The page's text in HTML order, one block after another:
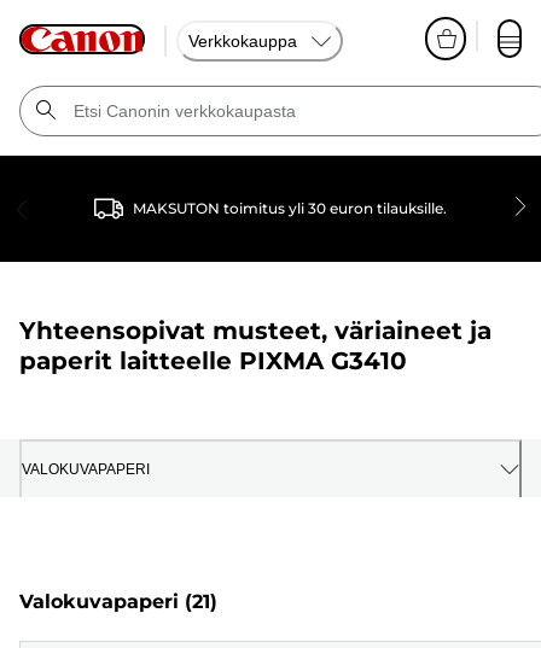
Verkkokauppa
MAKSUTON toimitus yli 30 euron tilauksille.
Yhteensopivat musteet, väriaineet ja
paperit laitteelle PIXMA G3410
VALOKUVAPAPERI
Valokuvapaperi (21)